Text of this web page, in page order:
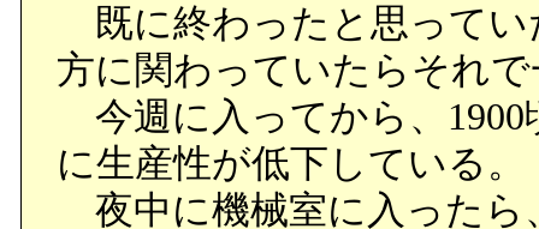
既に終わったと思ってい
方に関わっていたらそれ
今週に入ってから、
に生産性が低下している。
夜中に機械室に入ったら